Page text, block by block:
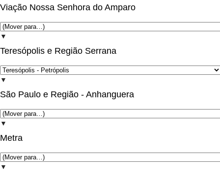
Viação Nossa Senhora do Amparo
▼
Teresópolis e Região Serrana
▼
São Paulo e Região - Anhanguera
▼
Metra
▼